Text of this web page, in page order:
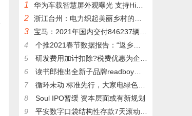
1 华为车载智慧屏外观曝光 支持HiCar系统
2 浙江台州：电力织起美丽乡村的诗意画卷
3
宝马：2021年国内交付846237辆车，同比增长8.9%
4
个推2021春节数据报告：“返乡过年”人数同比降
5
研发费用加计扣除?税费优惠为企业注入生机
6
读书郎推出全新子品牌readboy！进军学习桌椅新领
7
循环未动 标准先行，大家电绿色循环包装标准瞄
8
Soul IPO暂缓 资本层面或有新规划
9
平安数字口袋结构性存款7天滚动结存带来新体验